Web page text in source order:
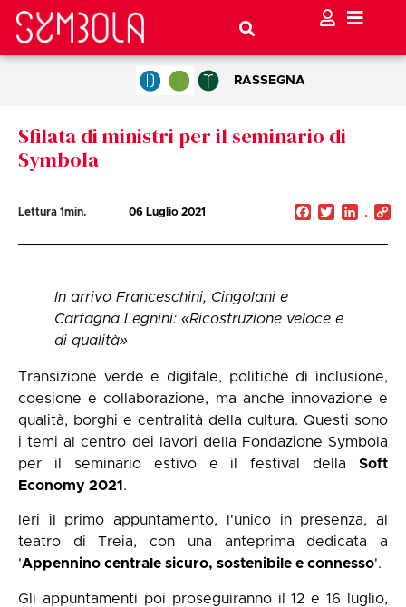
RASSEGNA
Sfilata di ministri per il seminario di
Symbola
Lettura 1min. 06 Luglio 2021 Facebook
Twitter
In arrivo Franceschini, Cingolani e
Carfagna Legnini: «Ricostruzione veloce e
di qualità»
Transizione verde e digitale, politiche di inclusione,
coesione e collaborazione, ma anche innovazione e
qualità, borghi e centralità della cultura. Questi sono
i temi al centro dei lavori della Fondazione Symbola
per il seminario estivo e il festival della Soft
Economy 2021 .
Ieri il primo appuntamento, l'unico in presenza, al
teatro di Treia, con una anteprima dedicata a
'Appennino centrale sicuro, sostenibile e connesso'.
Gli appuntamenti poi proseguiranno il 12 e 16 luglio,